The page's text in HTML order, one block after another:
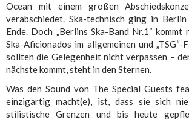
Ocean mit einem großen
verabschiedet. Ska-technisch ging in
Ende. Doch „Berlins Ska-Band Nr.1“ kommt
Ska-Aficionados im allgemeinen und „TSG“-
sollten die Gelegenheit nicht verpassen –
nächste kommt, steht in den Sternen.
Was den Sound von The Special Guests
einzigartig macht(e), ist, dass sie sich
stilistische Grenzen und bis heute